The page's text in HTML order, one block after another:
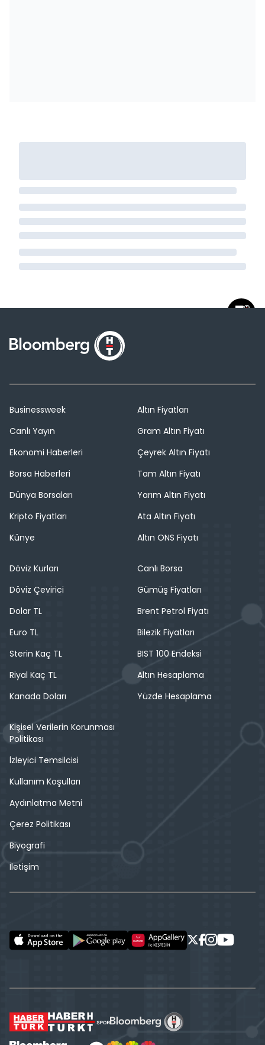
Businessweek
Canlı Yayın
Ekonomi Haberleri
Borsa Haberleri
Dünya Borsaları
Kripto Fiyatları
Künye
Altın Fiyatları
Gram Altın Fiyatı
Çeyrek Altın Fiyatı
Tam Altın Fiyatı
Yarım Altın Fiyatı
Ata Altın Fiyatı
Altın ONS Fiyatı
Döviz Kurları
Döviz Çevirici
Dolar TL
Euro TL
Sterin Kaç TL
Riyal Kaç TL
Kanada Doları
Canlı Borsa
Gümüş Fiyatları
Brent Petrol Fiyatı
Bilezik Fiyatları
BIST 100 Endeksi
Altın Hesaplama
Yüzde Hesaplama
Kişisel Verilerin Korunması
Politikası
İzleyici Temsilcisi
Kullanım Koşulları
Aydınlatma Metni
Çerez Politikası
Biyografi
İletişim